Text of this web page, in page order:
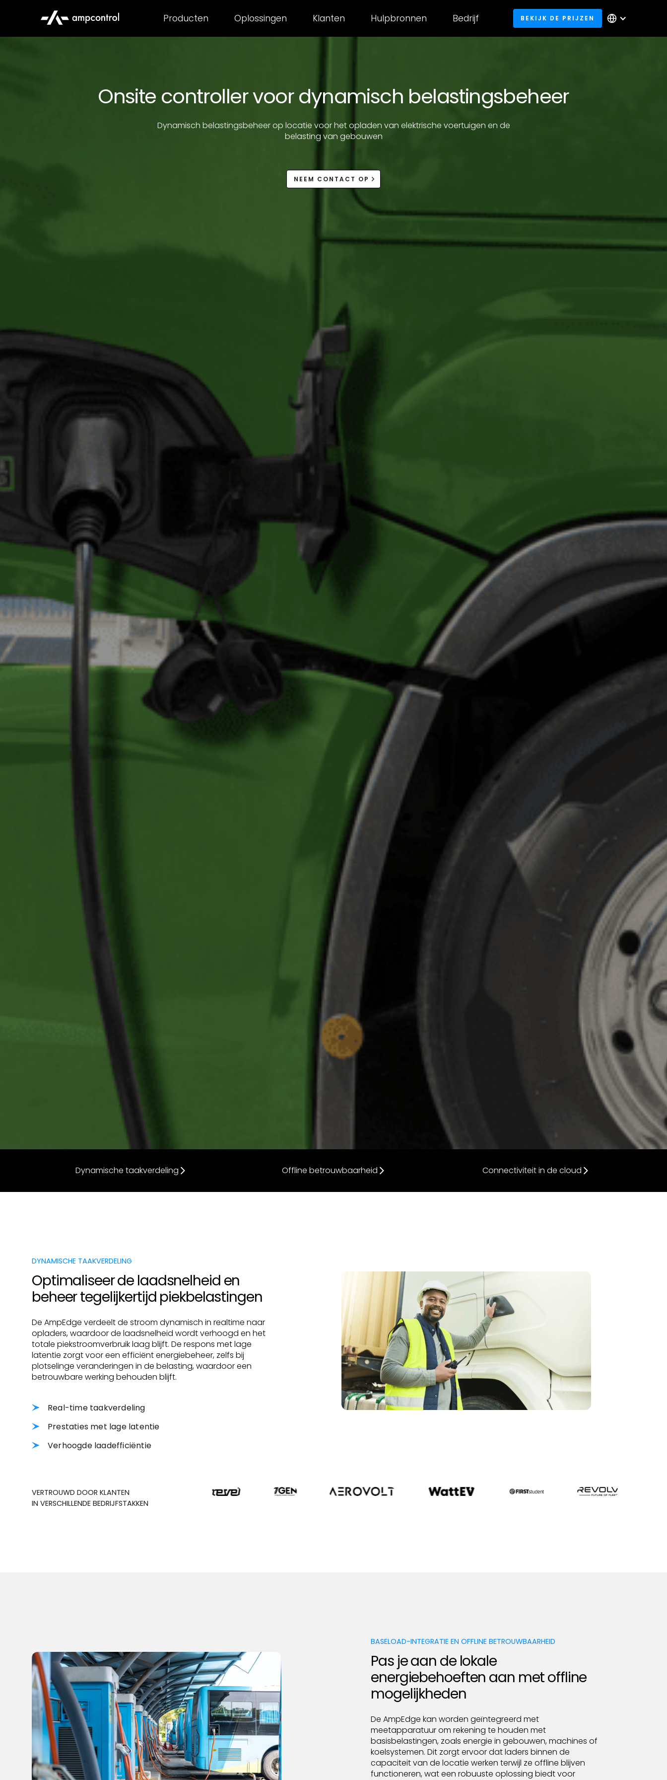
Producten Oplossingen Klanten Hulpbronnen Bedrijf BEKIJK DE PRIJZEN
Onsite controller voor dynamisch belastingsbeheer
Dynamisch belastingsbeheer op locatie voor het opladen van elektrische voertuigen en de
belasting van gebouwen
NEEM CONTACT OP
Dynamische taakverdeling Offline betrouwbaarheid Connectiviteit in de cloud
DYNAMISCHE TAAKVERDELING
Optimaliseer de laadsnelheid en
beheer tegelijkertijd piekbelastingen
De AmpEdge verdeelt de stroom dynamisch in realtime naar
opladers, waardoor de laadsnelheid wordt verhoogd en het
totale piekstroomverbruik laag blijft. De respons met lage
latentie zorgt voor een efficiënt energiebeheer, zelfs bij
plotselinge veranderingen in de belasting, waardoor een
betrouwbare werking behouden blijft.
Real-time taakverdeling
Prestaties met lage latentie
Verhoogde laadefficiëntie
VERTROUWD DOOR KLANTEN
IN VERSCHILLENDE BEDRIJFSTAKKEN
BASELOAD-INTEGRATIE EN OFFLINE BETROUWBAARHEID
Pas je aan de lokale
energiebehoeften aan met offline
mogelijkheden
De AmpEdge kan worden geïntegreerd met
meetapparatuur om rekening te houden met
basisbelastingen, zoals energie in gebouwen, machines of
koelsystemen. Dit zorgt ervoor dat laders binnen de
capaciteit van de locatie werken terwijl ze offline blijven
functioneren, wat een robuuste oplossing biedt voor